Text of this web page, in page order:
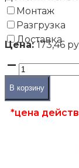
Фальшполы
Стойки
Стойка
Монтаж
Разгрузка
Доставка
Цена:173,46
В корзину
*цена